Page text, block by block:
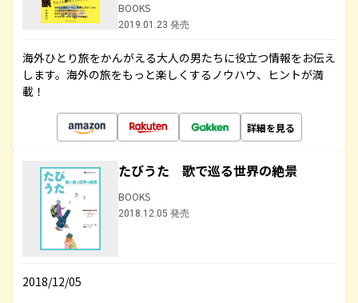
BOOKS
2019.01.23 発売
海外ひとり旅をかんがえる大人の男たちに役立つ情報をお伝え
します。海外の旅をもっと楽しくするノウハウ、ヒントが満
載！
詳細を見る
たびうた 歌で巡る世界の絶景
BOOKS
2018.12.05 発売
2018/12/05